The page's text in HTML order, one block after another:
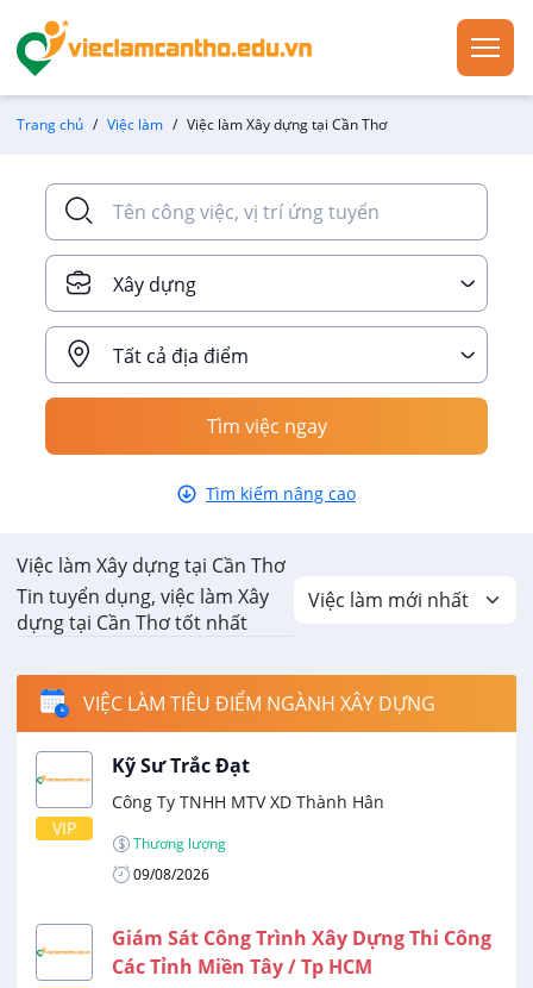
Trang chủ Việc làm Việc làm Xây dựng tại Cần Thơ
Xây dựng
Tất cả địa điểm
Tìm việc ngay
Tìm kiếm nâng cao
Việc làm Xây dựng tại Cần Thơ
Tin tuyển dụng, việc làm Xây
dựng tại Cần Thơ tốt nhất
VIỆC LÀM TIÊU ĐIỂM NGÀNH XÂY DỰNG
VIP
Kỹ Sư Trắc Đạt
Công Ty TNHH MTV XD Thành Hân
Thương lượng
09/08/2026
Giám Sát Công Trình Xây Dựng Thi Công
Các Tỉnh Miền Tây / Tp HCM